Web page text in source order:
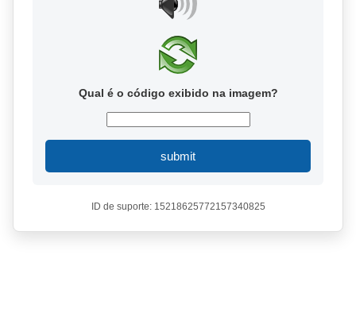
Qual é o código exibido na imagem?
submit
ID de suporte: 15218625772157340825